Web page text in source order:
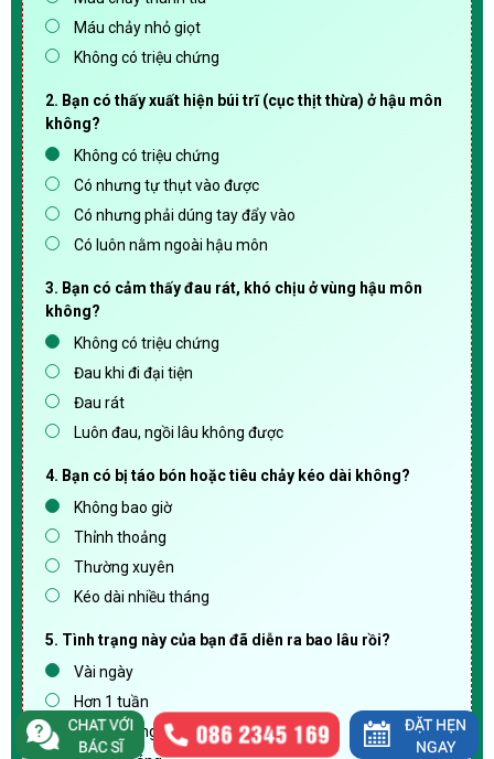
Máu chảy nhỏ giọt
Không có triệu chứng
2. Bạn có thấy xuất hiện búi trĩ (cục thịt thừa) ở hậu môn
không?
Không có triệu chứng
Có nhưng tự thụt vào được
Có nhưng phải dúng tay đẩy vào
Có luôn nằm ngoài hậu môn
3. Bạn có cảm thấy đau rát, khó chịu ở vùng hậu môn
không?
Không có triệu chứng
Đau khi đi đại tiện
Đau rát
Luôn đau, ngồi lâu không được
4. Bạn có bị táo bón hoặc tiêu chảy kéo dài không?
Không bao giờ
Thỉnh thoảng
Thường xuyên
Kéo dài nhiều tháng
5. Tình trạng này của bạn đã diễn ra bao lâu rồi?
Vài ngày
Hơn 1 tuần
Hơn 1 tháng